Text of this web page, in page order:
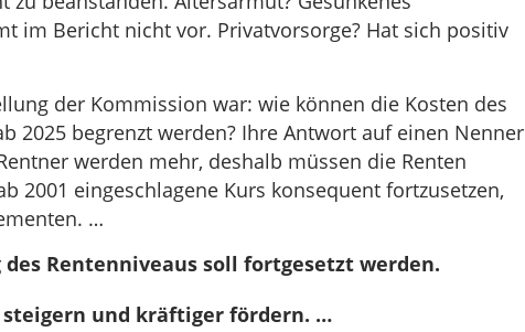
im Bericht nicht vor. Privatvorsorge? Hat sich positiv
der Kommission war: wie können die Kosten des
2025 begrenzt werden? Ihre Antwort auf einen Nenner
werden mehr, deshalb müssen die Renten
2001 eingeschlagene Kurs konsequent fortzusetzen,
…
des Rentenniveaus soll fortgesetzt werden.
steigern und kräftiger fördern. …